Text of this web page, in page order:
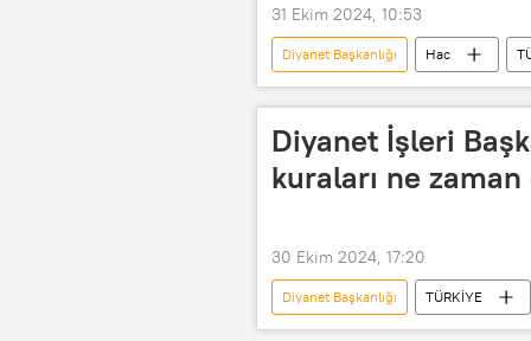
31 Ekim 2024, 10:53
Diyanet Başkanlığı Hac
Suudi Arabistan Hac ve Umre Bakanlığı
Diyanet İşleri Başkanlığı
Diyanet İşleri
kuraları ne
30 Ekim 2024, 17:20
Diyanet Başkanlığı TÜRKİYE
Hac Umre ve Seyahat Acentaları